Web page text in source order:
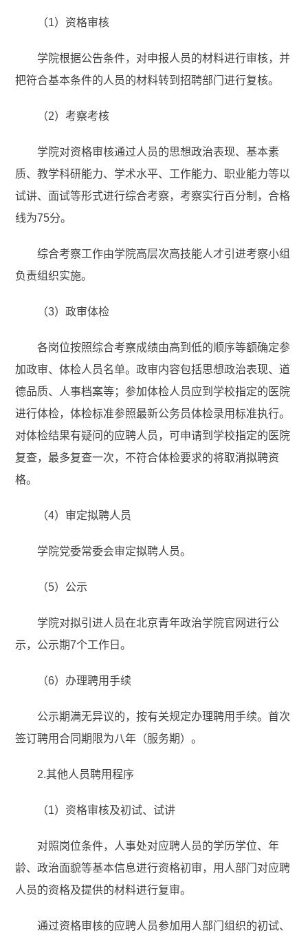
（1）资格审核
学院根据公告条件，对申报人员的材料进行审核，并
把符合基本条件的人员的材料转到招聘部门进行复核。
（2）考察考核
学院对资格审核通过人员的思想政治表现、基本素
质、教学科研能力、学术水平、工作能力、职业能力等以
试讲、面试等形式进行综合考察，考察实行百分制，合格
线为75分。
综合考察工作由学院高层次高技能人才引进考察小组
负责组织实施。
（3）政审体检
各岗位按照综合考察成绩由高到低的顺序等额确定参
加政审、体检人员名单。政审内容包括思想政治表现、道
德品质、人事档案等；参加体检人员应到学校指定的医院
进行体检，体检标准参照最新公务员体检录用标准执行。
对体检结果有疑问的应聘人员，可申请到学校指定的医院
复查，最多复查一次，不符合体检要求的将取消拟聘资
格。
（4）审定拟聘人员
学院党委常委会审定拟聘人员。
（5）公示
学院对拟引进人员在北京青年政治学院官网进行公
示，公示期7个工作日。
（6）办理聘用手续
公示期满无异议的，按有关规定办理聘用手续。首次
签订聘用合同期限为八年（服务期）。
2.其他人员聘用程序
（1）资格审核及初试、试讲
对照岗位条件，人事处对应聘人员的学历学位、年
龄、政治面貌等基本信息进行资格初审，用人部门对应聘
人员的资格及提供的材料进行复审。
通过资格审核的应聘人员参加用人部门组织的初试、